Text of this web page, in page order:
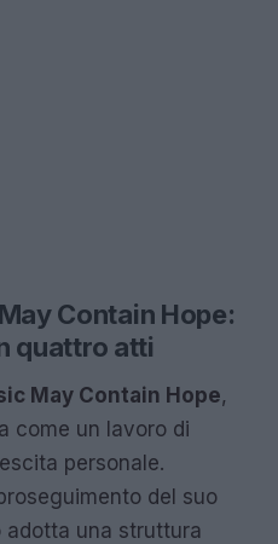
Contain Hope:
quattro atti
May Contain Hope,
come un lavoro di
personale.
del suo
una struttura